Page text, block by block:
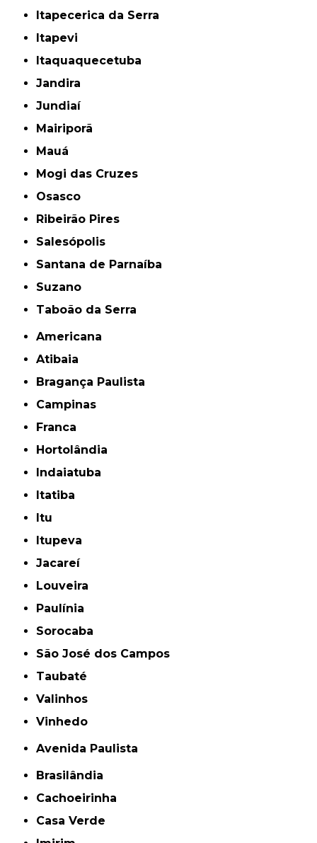
Itapecerica da Serra
Itapevi
Itaquaquecetuba
Jandira
Jundiaí
Mairiporã
Mauá
Mogi das Cruzes
Osasco
Ribeirão Pires
Salesópolis
Santana de Parnaíba
Suzano
Taboão da Serra
Americana
Atibaia
Bragança Paulista
Campinas
Franca
Hortolândia
Indaiatuba
Itatiba
Itu
Itupeva
Jacareí
Louveira
Paulínia
Sorocaba
São José dos Campos
Taubaté
Valinhos
Vinhedo
Avenida Paulista
Brasilândia
Cachoeirinha
Casa Verde